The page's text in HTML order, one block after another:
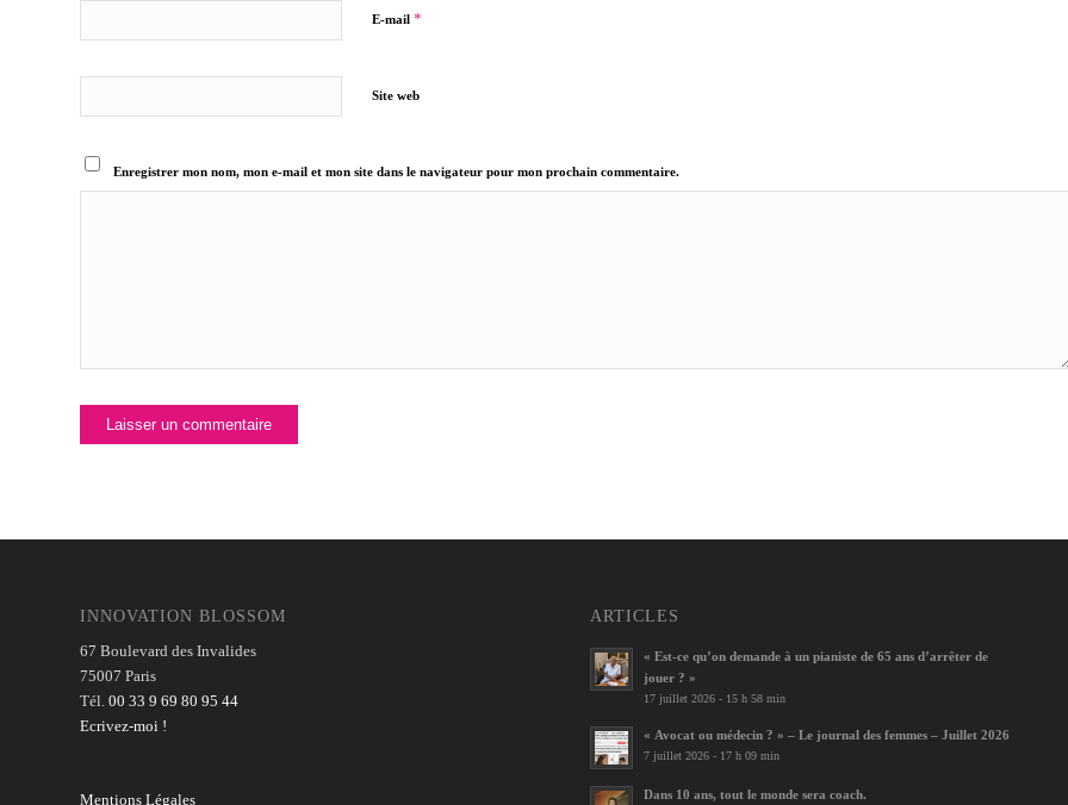
E-mail *
Site web
Enregistrer mon nom, mon e-mail et mon site dans le navigateur pour mon prochain commentaire.
INNOVATION BLOSSOM
67 Boulevard des Invalides
75007 Paris
Tél. 00 33 9 69 80 95 44
Ecrivez-moi !
Mentions Légales
ARTICLES
« Est-ce qu’on demande à un pianiste de 65 ans d’arrêter de
jouer ? »
17 juillet 2026 - 15 h 58 min
« Avocat ou médecin ? » – Le journal des femmes – Juillet 2026
7 juillet 2026 - 17 h 09 min
Dans 10 ans, tout le monde sera coach.